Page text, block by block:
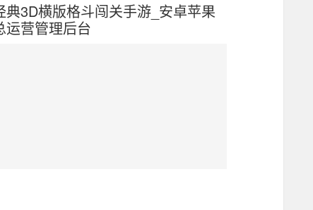
3D横版格斗闯关手游_安卓苹果
运营管理后台